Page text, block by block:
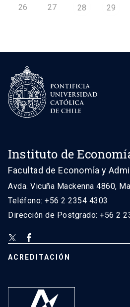
26 27 28 29
Instituto de
Facultad de Economía y
Avda. Vicuña Mackenna 4860,
Teléfono: +56 2 2354 4303
Dirección de Postgrado: +56 2
ACREDITACIÓN